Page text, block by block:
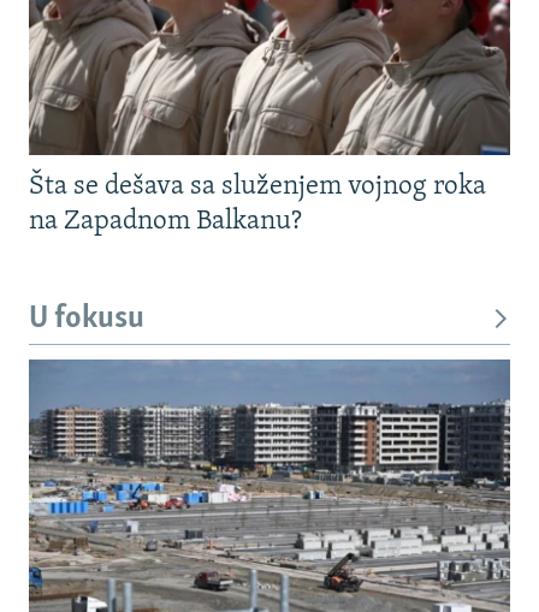
Šta se dešava sa služenjem vojnog roka
na Zapadnom Balkanu?
U fokusu